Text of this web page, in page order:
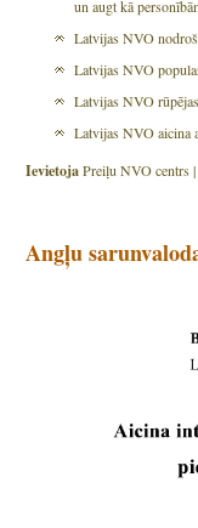
un augt kā
Latvijas NVO
Latvijas NVO
Latvijas NVO
Latvijas NVO aicina
IevietojaPreiļu NVO centrs |
Angļu